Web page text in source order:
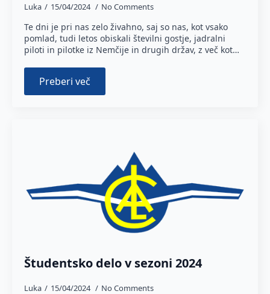
Luka 15/04/2024 No Comments
Te dni je pri nas zelo živahno, saj so nas, kot vsako
pomlad, tudi letos obiskali številni gostje, jadralni
piloti in pilotke iz Nemčije in drugih držav, z več kot…
Preberi več
Študentsko delo v sezoni 2024
Luka 15/04/2024 No Comments